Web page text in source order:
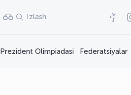
Izlash
Prezident Olimpiadasi Federatsiyalar